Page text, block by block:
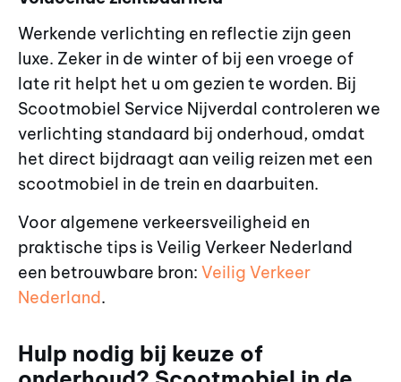
Werkende verlichting en reflectie zijn geen
luxe. Zeker in de winter of bij een vroege of
late rit helpt het u om gezien te worden. Bij
Scootmobiel Service Nijverdal controleren we
verlichting standaard bij onderhoud, omdat
het direct bijdraagt aan veilig reizen met een
scootmobiel in de trein en daarbuiten.
Voor algemene verkeersveiligheid en
praktische tips is Veilig Verkeer Nederland
een betrouwbare bron: Veilig Verkeer
Nederland.
Hulp nodig bij keuze of